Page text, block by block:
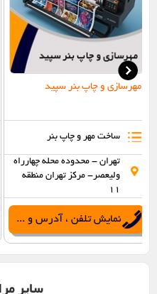
مهرسازی و چاپ بنر سپید
ساخت مهر و چاپ بنر
تهران - محدوده محله چهارراه
ولیعصر- مرکز تهران منطقه
11
نمایش تلفن ، آدرس و ...
سایر